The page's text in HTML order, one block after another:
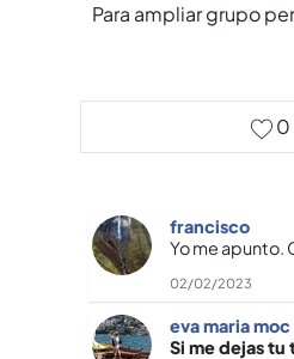
Para ampliar grupo
0
francisco
Yo me apunto.
02/02/2023
eva maria moc
Si me dejas